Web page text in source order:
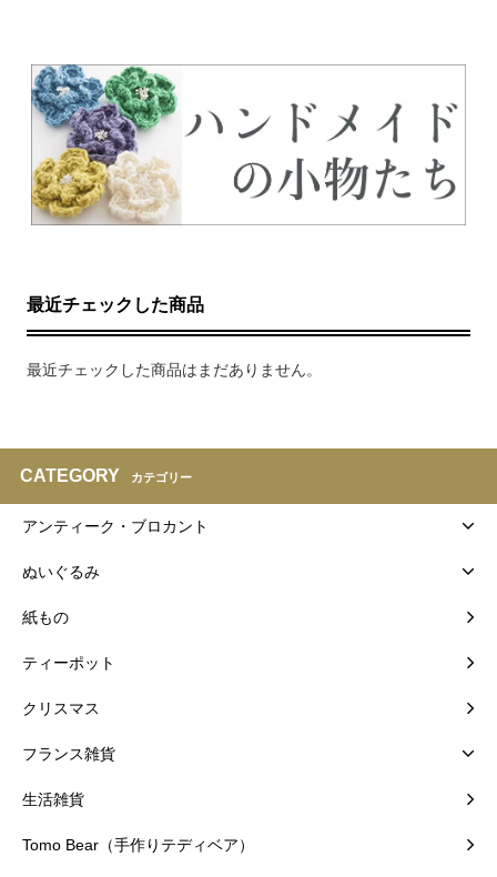
最近チェックした商品
最近チェックした商品はまだありません。
CATEGORY カテゴリー
アンティーク・ブロカント
ぬいぐるみ
紙もの
ティーポット
クリスマス
フランス雑貨
生活雑貨
Tomo Bear（手作りテディベア）